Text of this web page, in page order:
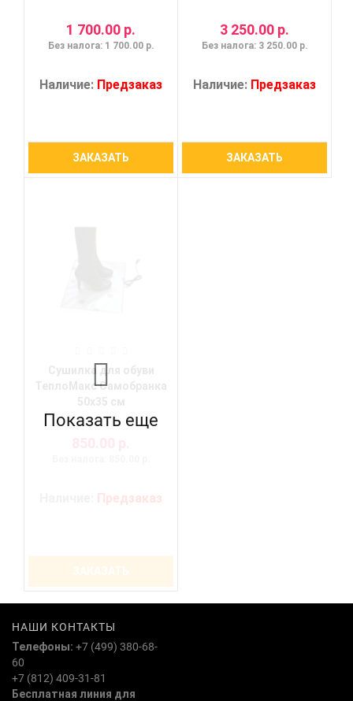
1 700.00 р.
Без налога: 1 700.00 р.
Наличие: Предзаказ
ЗАКАЗАТЬ
3 250.00 р.
Без налога: 3 250.00 р.
Наличие: Предзаказ
ЗАКАЗАТЬ
ТеплоМакс Самобранка
Предзаказ
Показать еще
НАШИ КОНТАКТЫ
Телефоны: +7 (499) 380-68-
60
+7 (812) 409-31-81
Бесплатная линия для